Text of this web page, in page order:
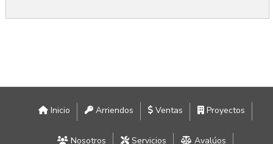
Inicio Arriendos Ventas Proyectos
Nosotros Servicios Avalúos